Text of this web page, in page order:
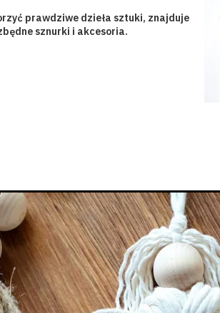
prawdziwe dzieła sztuki, znajduje
sznurki i akcesoria.